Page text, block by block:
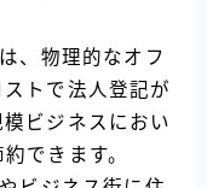
、物理的なオフ
トで法人登記が
ビジネスにおい
できます。